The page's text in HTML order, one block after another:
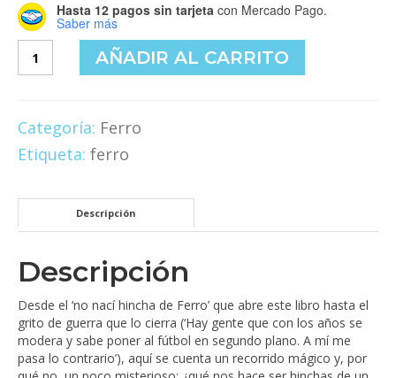
Hasta 12 pagos sin tarjeta con Mercado Pago.
Saber más
Ferro
AÑADIR AL CARRITO
Categoría: Ferro
Etiqueta: ferro
Descripción
Descripción
Desde el ‘no nací hincha de Ferro’ que abre este libro hasta el
grito de guerra que lo cierra (‘Hay gente que con los años se
modera y sabe poner al fútbol en segundo plano. A mí me
pasa lo contrario’), aquí se cuenta un recorrido mágico y, por